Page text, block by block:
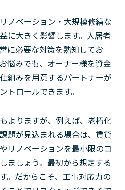
ノベーション・大規模修繕な
に大きく影響します。入居者
に必要な対策を熟知してお
悩みでも、オーナー様を資金
組みを用意するパートナーが
トロールできます。
よりますが、例えば、老朽化
題が見込まれる場合は、賃貸
リノベーションを最小限のコ
ましょう。最初から想定する
。だからこそ、工事対応力の